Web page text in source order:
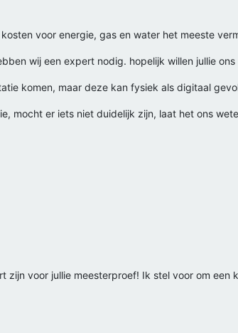
voor energie, gas en water het meeste
wij een expert nodig. hopelijk willen jullie
komen, maar deze kan fysiek als digitaal
mocht er iets niet duidelijk zijn, laat het ons
zijn voor jullie meesterproef! Ik stel voor om